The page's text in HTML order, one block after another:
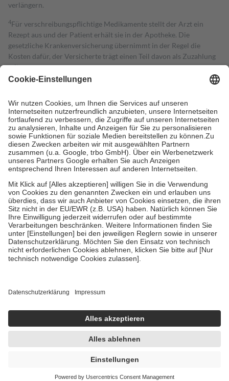
verlängern.
4Für verschreibungspflichtige Medikamente stellt der Arzt ein
Rezept aus und der Patient erhält sie in der Apotheke. Die
gesetzliche Krankenversicherung übernimmt in der Regel die
Kosten dafür, der Versicherte trägt einen Teil davon als Zuzahlung
mit.
Grundsätzlich leisten Mitglieder Zuzahlungen in Höhe von zehn
höchstens zehn Euro.
Es sind jedoch nie mehr als die tatsächlichen
Kosten der Leistung zu entrichten.
Diese Regeln gelten grundsätzlich auch für Online-Apotheken.
Bei Heilmitteln und häuslicher Krankenpflege beträgt die
Zuzahlung zehn Prozent der Kosten sowie zehn Euro je
Verordnung.
Um das Engagement der Versicherten für ihre eigene Gesundheit zu
stärken und die besondere Stellung der Familie zu unterstützen,
fallenkeine Zuzahlungenan bei:
• Kindern und Jugendlichen bis zum vollendeten 18. Lebensjahr
mit Ausnahme der Fahrkosten
• Untersuchungen zur Vorsorge und Früherkennung, die von der
GKV getragen werden
• empfohlenen Schutzimpfungen
• Harn- und Blutteststreifen
getroffen, um sicherzustellen, dass es sich um echte Bewertungen
https://help.etrusted.com/hc/de/articles/4419944605341
Einige Bilder und Inhalte wurden unter Zuhilfenahme künstlicher